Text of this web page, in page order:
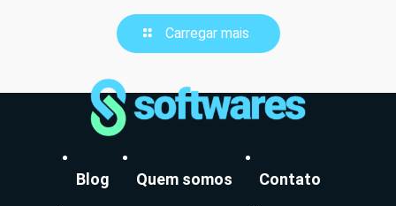
Carregar mais
Blog Quem somos Contato